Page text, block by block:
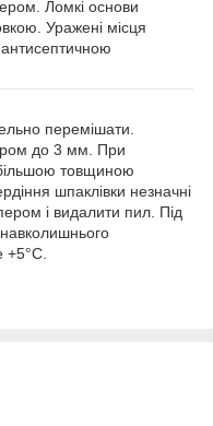
Ломкі основи
Уражені місця
перемішати.
до 3 мм. При
більшою товщиною
шпаклівки незначні
і видалити пил. Під